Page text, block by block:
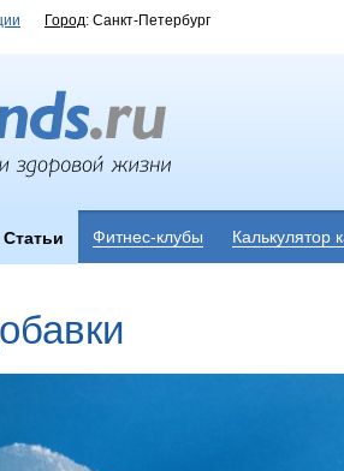
Город: Санкт-Петербург
Статьи Фитнес-клубы Калькулятор